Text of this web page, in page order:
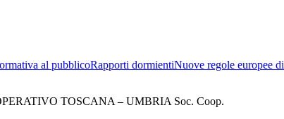
al pubblicoRapporti dormientiNuove regole europee
TOSCANA – UMBRIA Soc. Coop.